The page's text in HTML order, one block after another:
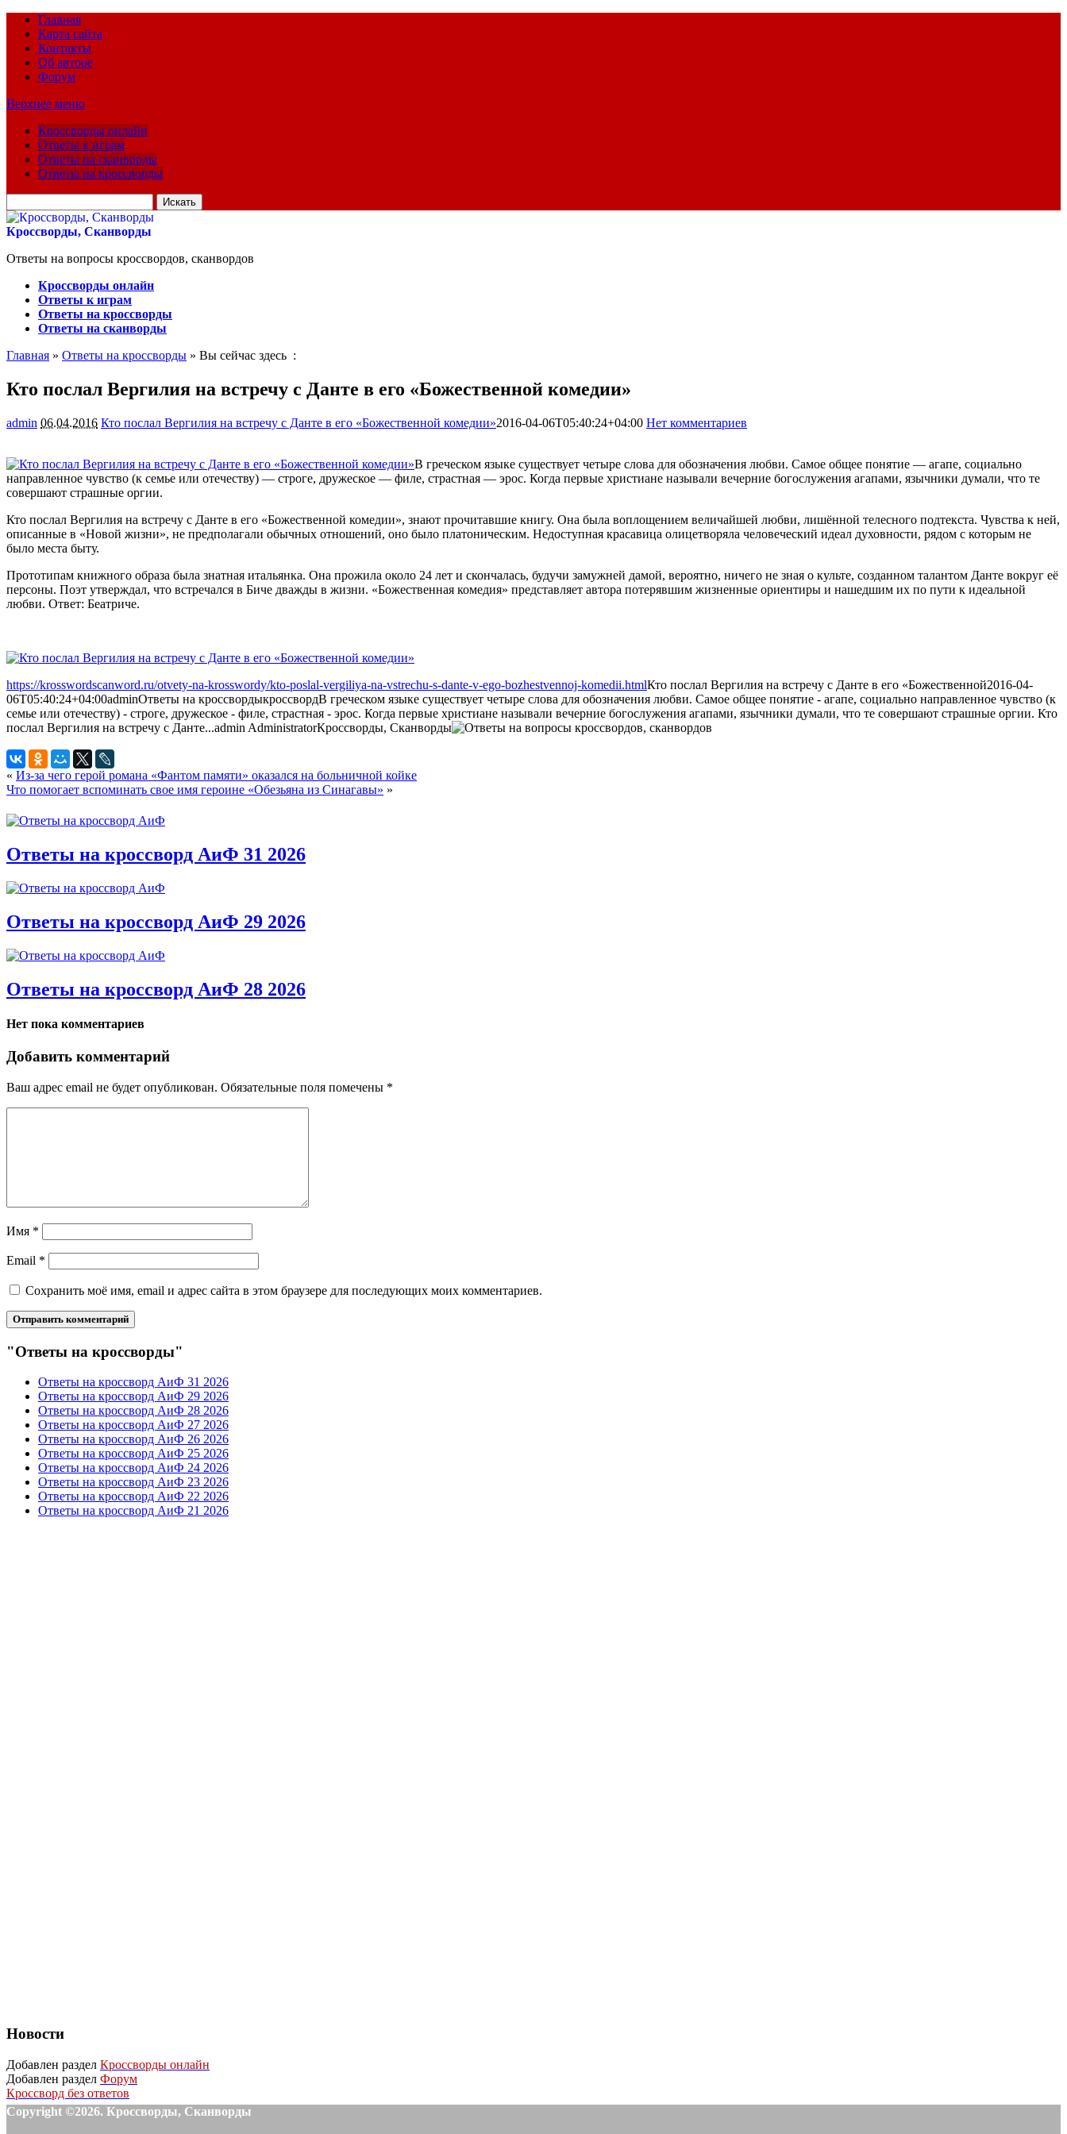
Главная
Карта сайта
Контакты
Об авторе
Форум
Верхнее меню
Кроссворды онлайн
Ответы к играм
Ответы на сканворды
Ответы на кроссворды
для:
Кроссворды, Сканворды
Ответы на вопросы кроссвордов, сканвордов
Кроссворды онлайн
Ответы к играм
Ответы на кроссворды
Ответы на сканворды
Главная » Ответы на кроссворды » Вы сейчас здесь :
Кто послал Вергилия на встречу с Данте в его «Божественной комедии»
admin 06.04.2016 Кто послал Вергилия на встречу с Данте в его «Божественной комедии»2016-04-06T05:40:24+04:00 Нет комментариев
В греческом языке существует четыре слова для обозначения любви. Самое общее понятие — агапе, социально
направленное чувство (к семье или отечеству) — строге, дружеское — филе, страстная — эрос. Когда первые христиане называли вечерние богослужения агапами, язычники думали, что те
совершают страшные оргии.
Кто послал Вергилия на встречу с Данте в его «Божественной комедии», знают прочитавшие книгу. Она была воплощением величайшей любви, лишённой телесного подтекста. Чувства к ней,
описанные в «Новой жизни», не предполагали обычных отношений, оно было платоническим. Недоступная красавица олицетворяла человеческий идеал духовности, рядом с которым не
было места быту.
Прототипам книжного образа была знатная итальянка. Она прожила около 24 лет и скончалась, будучи замужней дамой, вероятно, ничего не зная о культе, созданном талантом Данте вокруг её
персоны. Поэт утверждал, что встречался в Биче дважды в жизни. «Божественная комедия» представляет автора потерявшим жизненные ориентиры и нашедшим их по пути к идеальной
любви. Ответ: Беатриче.
https://krosswordscanword.ru/otvety-na-krosswordy/kto-poslal-vergiliya-na-vstrechu-s-dante-v-ego-bozhestvennoj-komedii.htmlКто послал Вергилия на встречу с Данте в его «Божественной2016-04-
06T05:40:24+04:00adminОтветы на кроссвордыкроссвордВ греческом языке существует четыре слова для обозначения любви. Самое общее понятие - агапе, социально направленное чувство (к
семье или отечеству) - строге, дружеское - филе, страстная - эрос. Когда первые христиане называли вечерние богослужения агапами, язычники думали, что те совершают страшные оргии. Кто
послал Вергилия на встречу с Данте...admin AdministratorКроссворды, Сканворды
« Из-за чего герой романа «Фантом памяти» оказался на больничной койке
Что помогает вспоминать свое имя героине «Обезьяна из Синагавы» »
Ответы на кроссворд АиФ 31 2026
Ответы на кроссворд АиФ 29 2026
Ответы на кроссворд АиФ 28 2026
Нет пока комментариев
Добавить комментарий
Ваш адрес email не будет опубликован. Обязательные поля помечены *
Имя *
Email *
Сохранить моё имя, email и адрес сайта в этом браузере для последующих моих комментариев.
"Ответы на кроссворды"
Ответы на кроссворд АиФ 31 2026
Ответы на кроссворд АиФ 29 2026
Ответы на кроссворд АиФ 28 2026
Ответы на кроссворд АиФ 27 2026
Ответы на кроссворд АиФ 26 2026
Ответы на кроссворд АиФ 25 2026
Ответы на кроссворд АиФ 24 2026
Ответы на кроссворд АиФ 23 2026
Ответы на кроссворд АиФ 22 2026
Ответы на кроссворд АиФ 21 2026
Новости
Добавлен раздел Кроссворды онлайн
Добавлен раздел Форум
Кроссворд без ответов
Copyright ©2026. Кроссворды, Сканворды